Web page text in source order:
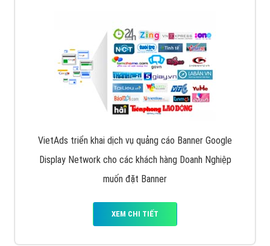
VietAds triển khai dịch vụ quảng cáo Banner Google
Display Network cho các khách hàng Doanh Nghiệp
muốn đặt Banner
XEM CHI TIẾT